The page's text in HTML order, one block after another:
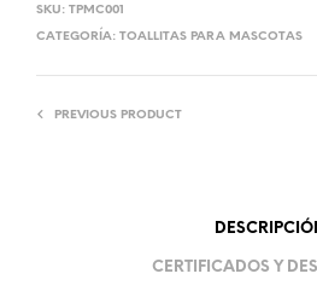
SKU: TPMC001
CATEGORÍA: TOALLITAS PARA MASCOTAS
PREVIOUS PRODUCT
CERTIFICADOS Y